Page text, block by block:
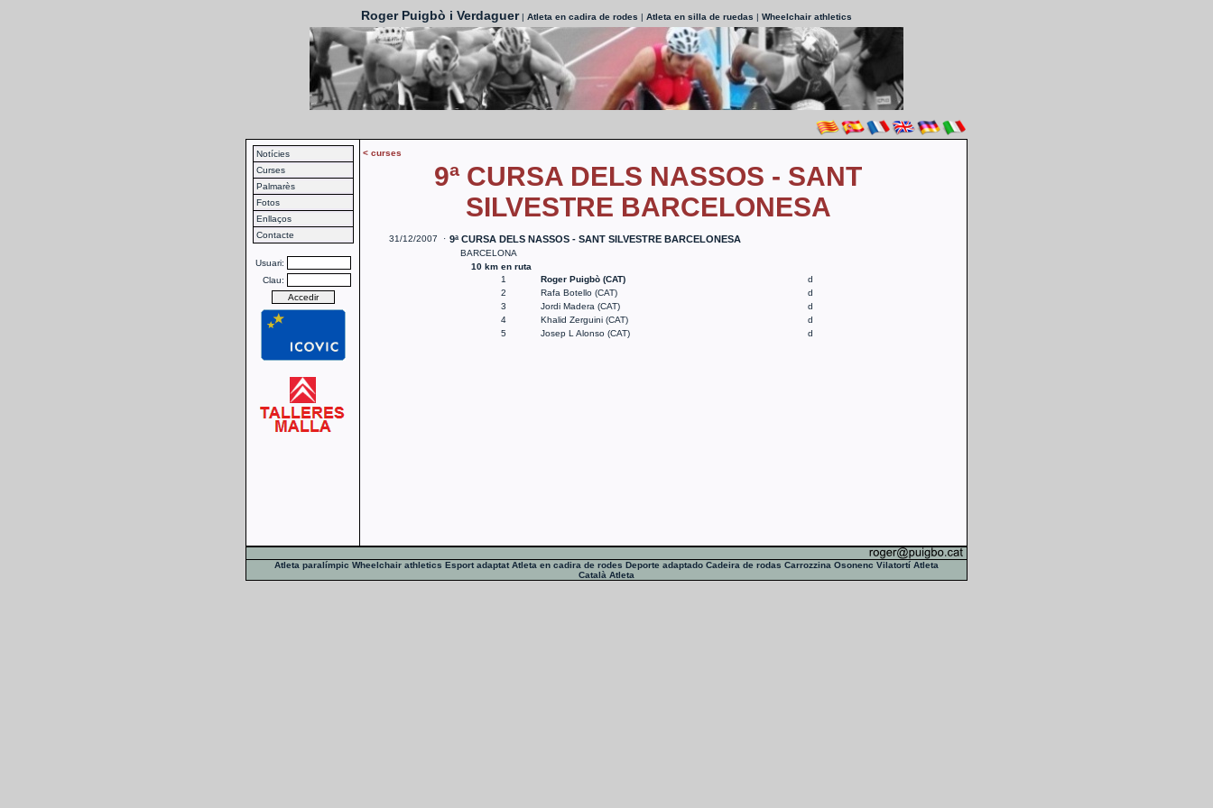
Roger Puigbò i Verdaguer| Atleta en cadira de rodes | Atleta en silla de ruedas | Wheelchair athletics
Notícies
Curses
Palmarès
Fotos
Enllaços
Contacte
Usuari:
Clau:
< curses
9ª CURSA DELS NASSOS - SANT
SILVESTRE BARCELONESA
31/12/2007 · 9ª CURSA DELS NASSOS - SANT SILVESTRE BARCELONESA
BARCELONA
10 km en ruta
1
Roger Puigbò (CAT)
d
2
Rafa Botello (CAT)
d
3
Jordi Madera (CAT)
d
4
Khalid Zerguini (CAT)
d
5
Josep L Alonso (CAT) d
Atleta paralímpic Wheelchair athletics Esport adaptat Atleta en cadira de rodes Deporte adaptado Cadeira de rodas Carrozzina Osonenc Vilatortí Atleta
Català Atleta